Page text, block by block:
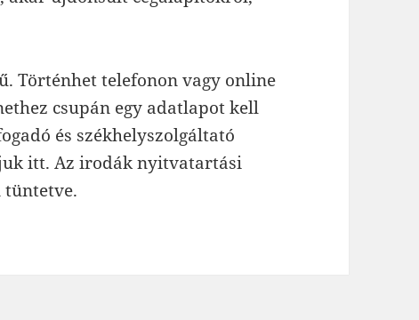
Történhet telefonon vagy online
csupán egy adatlapot kell
és székhelyszolgáltató
itt. Az irodák nyitvatartási
tüntetve.